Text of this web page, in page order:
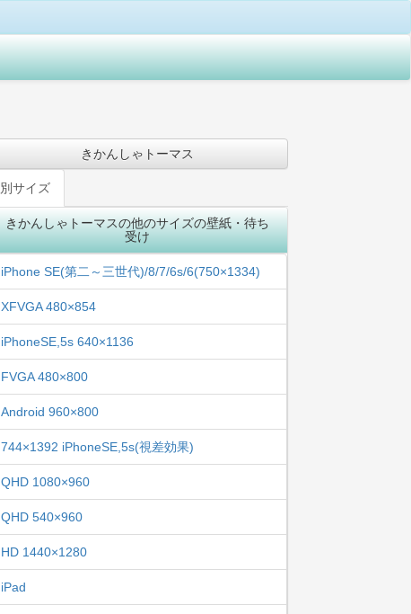
きかんしゃトーマス
別サイズ
きかんしゃトーマスの他のサイズの壁紙・待ち
受け
iPhone SE(第二～三世代)/8/7/6s/6(750×1334)
XFVGA 480×854
iPhoneSE,5s 640×1136
FVGA 480×800
Android 960×800
744×1392 iPhoneSE,5s(視差効果)
QHD 1080×960
QHD 540×960
HD 1440×1280
iPad